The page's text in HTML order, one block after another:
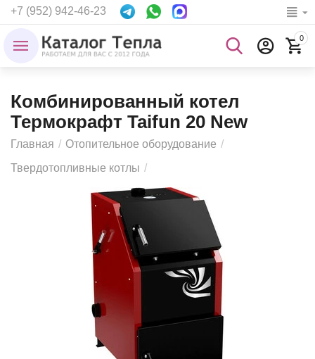
+7 (952) 942-46-23
0
Комбинированный котел
Термокрафт Taifun 20 New
Главная / Отопительное оборудование /
Твердотопливные котлы /